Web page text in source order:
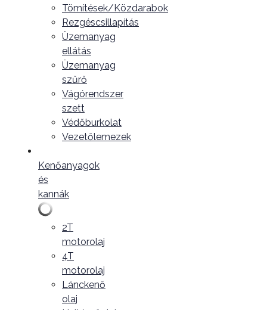
Tömítések/Közdarabok
Rezgéscsillapítás
Üzemanyag
ellátás
Üzemanyag
szűrő
Vágórendszer
szett
Védőburkolat
Vezetőlemezek
Kenőanyagok
és
kannák
2T
motorolaj
4T
motorolaj
Lánckenő
olaj